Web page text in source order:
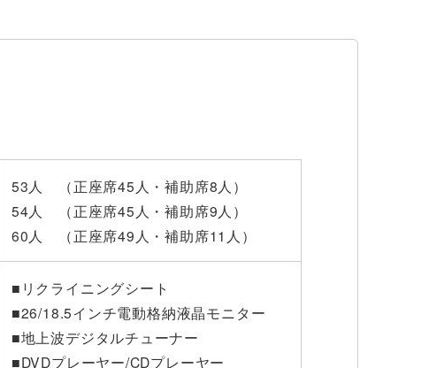
53人 （正座席45人・補助席8人）
54人 （正座席45人・補助席9人）
60人 （正座席49人・補助席11人）
■リクライニングシート
■26/18.5インチ電動格納液晶モニター
■地上波デジタルチューナー
■DVDプレーヤー/CDプレーヤー